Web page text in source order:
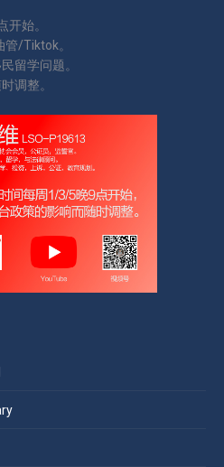
始。
/Tiktok。
留学问题。
调整。